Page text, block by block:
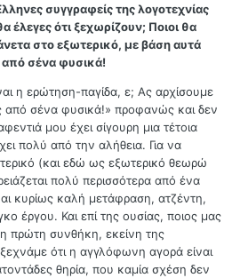
συγγραφείς της λογοτεχνίας
έλεγες ότι ξεχωρίζουν; Ποιοι θα
στο εξωτερικό, με βάση αυτά
από σένα φυσικά!
η ερώτηση-παγίδα, ε; Ας αρχίσουμε
από σένα φυσικά!» προφανώς και δεν
μου έχει σίγουρη μια τέτοια
πολύ από την αλήθεια. Για να
(και εδώ ως εξωτερικό θεωρώ
πολύ περισσότερα από ένα
κυρίως καλή μετάφραση, ατζέντη,
έργου. Και επί της ουσίας, ποιος μας
η πρώτη συνθήκη, εκείνη της
ότι η αγγλόφωνη αγορά είναι
θηρία, που καμία σχέση δεν